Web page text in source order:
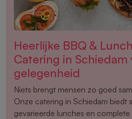
Heerlijke BBQ &
Catering in Schiedam
gelegenheid
Niets brengt mensen zo goed
Onze catering in Schiedam biedt
gevarieerde lunches en